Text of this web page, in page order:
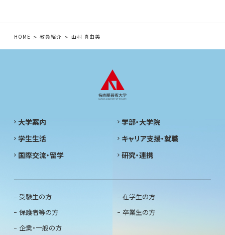
HOME 教員紹介 山村 真由美
大学案内
学部・大学院
学生生活
キャリア支援・就職
国際交流・留学
研究・連携
受験生の方
在学生の方
保護者等の方
卒業生の方
企業・一般の方